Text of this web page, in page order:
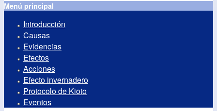
Menú principal
Introducción
Causas
Evidencias
Efectos
Acciones
Efecto invernadero
Protocolo de Kioto
Eventos